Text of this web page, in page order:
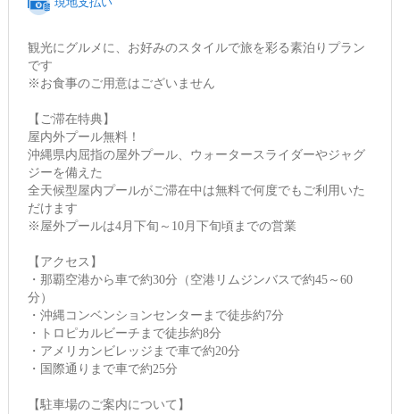
観光にグルメに、お好みのスタイルで旅を彩る素泊りプラン
です
※お食事のご用意はございません
【ご滞在特典】
屋内外プール無料！
沖縄県内屈指の屋外プール、ウォータースライダーやジャグ
ジーを備えた
全天候型屋内プールがご滞在中は無料で何度でもご利用いた
だけます
※屋外プールは4月下旬～10月下旬頃までの営業
【アクセス】
・那覇空港から車で約30分（空港リムジンバスで約45～60
分）
・沖縄コンベンションセンターまで徒歩約7分
・トロピカルビーチまで徒歩約8分
・アメリカンビレッジまで車で約20分
・国際通りまで車で約25分
【駐車場のご案内について】